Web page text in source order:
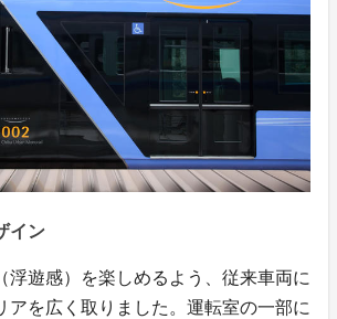
イン
浮遊感）を楽しめるよう、従来車両に
アを広く取りました。運転室の一部に